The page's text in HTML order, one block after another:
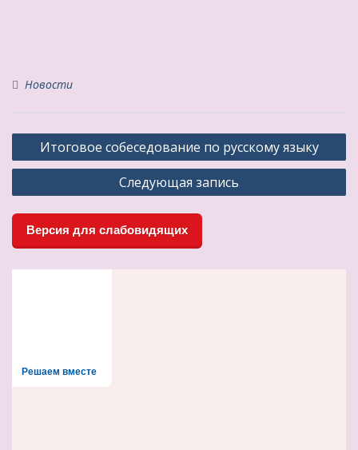
Новости
Навигация
по
Итоговое собеседование по русскому языку
Следующая запись
Версия для слабовидящих
Решаем вместе